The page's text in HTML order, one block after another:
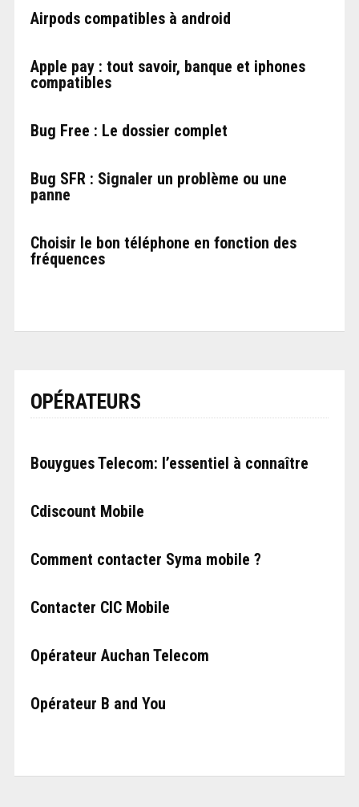
Airpods compatibles à android
Apple pay : tout savoir, banque et iphones
compatibles
Bug Free : Le dossier complet
Bug SFR : Signaler un problème ou une
panne
Choisir le bon téléphone en fonction des
fréquences
OPÉRATEURS
Bouygues Telecom: l’essentiel à connaître
Cdiscount Mobile
Comment contacter Syma mobile ?
Contacter CIC Mobile
Opérateur Auchan Telecom
Opérateur B and You